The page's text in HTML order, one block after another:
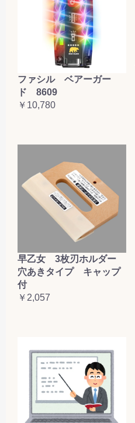
ファシル ベアーガー
ド 8609
￥10,780
早乙女 3枚刃ホルダー
穴あきタイプ キャップ
付
￥2,057